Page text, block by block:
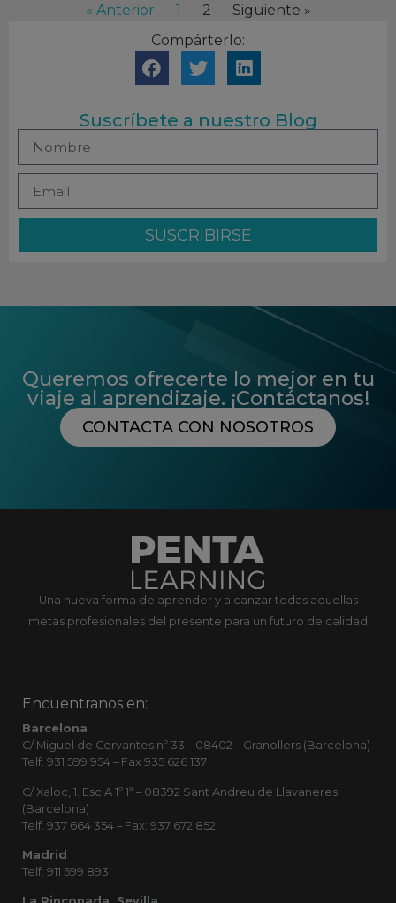
« Anterior 1 2
Siguiente »
Compárterlo:
Suscríbete a nuestro Blog
SUSCRIBIRSE
Queremos ofrecerte lo mejor en tu
viaje al aprendizaje. ¡Contáctanos!
CONTACTA CON NOSOTROS
Una nueva forma de aprender y alcanzar todas aquellas
metas profesionales del presente para un futuro de calidad
Encuentranos en:
Barcelona
C/ Miguel de Cervantes nº 33 – 08402 – Granollers (Barcelona)
Telf. 931 599 954 – Fax 935 626 137
C/ Xaloc, 1. Esc A 1º 1ª – 08392 Sant Andreu de Llavaneres
(Barcelona)
Telf. 937 664 354 – Fax: 937 672 852
Madrid
Telf. 911 599 893